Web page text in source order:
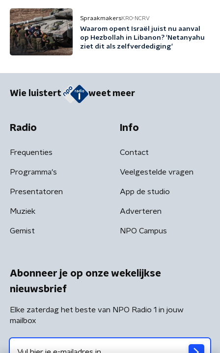
SpraakmakersKRO-NCRV
Waarom opent Israël juist nu aanval
op Hezbollah in Libanon? 'Netanyahu
ziet dit als zelfverdediging'
Wie luistert weet meer
Radio
Frequenties
Programma's
Presentatoren
Muziek
Gemist
Info
Contact
Veelgestelde vragen
App de studio
Adverteren
NPO Campus
Abonneer je op onze wekelijkse
nieuwsbrief
Elke zaterdag het beste van NPO Radio 1 in jouw
mailbox